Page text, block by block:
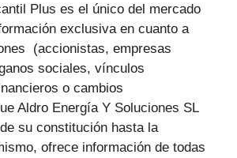
Plus es el único del mercado
exclusiva en cuanto a
(accionistas, empresas
sociales, vínculos
o cambios
Aldro Energía Y Soluciones SL
su constitución hasta la
ofrece información de todas